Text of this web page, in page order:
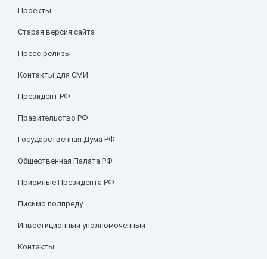
Проекты
Старая версия сайта
Пресс-релизы
Контакты для СМИ
Президент РФ
Правительство РФ
Государственная Дума РФ
Общественная Палата РФ
Приемные Президента РФ
Письмо полпреду
Инвестиционный уполномоченный
Контакты